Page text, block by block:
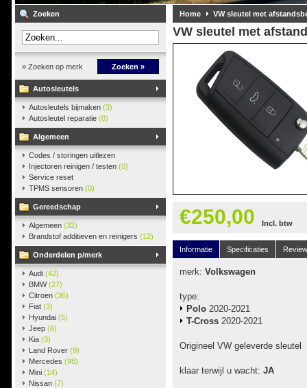
Zoeken
» Zoeken op merk Zoeken »
Autosleutels
Autosleutels bijmaken (3)
Autosleutel reparatie (0)
Algemeen
Codes / storingen uitlezen
Injectoren reinigen / testen (0)
Service reset
TPMS sensoren (0)
Gereedschap
Algemeen (32)
Brandstof additieven en reinigers (12)
Onderdelen p/merk
Audi (42)
BMW(27)
Citroen (36)
Fiat (3)
Hyundai (5)
Jeep (6)
Kia (3)
Land Rover (9)
Mercedes (98)
Mini (14)
Nissan (7)
Home VW sleutel met
VW sleutel met
€250,00 Incl. btw
Informatie Specificaties
merk: Volkswagen
type:
Polo 2020-2021
T-Cross 2020-2021
Origineel VW geleverde sleutel
klaar terwijl u wacht: JA